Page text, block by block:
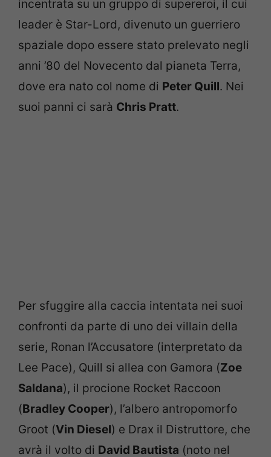
incentrata su un gruppo di supereroi, il cui
leader è Star-Lord, divenuto un guerriero
spaziale dopo essere stato prelevato negli
anni ’80 del Novecento dal pianeta Terra,
dove era nato col nome di Peter Quill. Nei
suoi panni ci sarà Chris Pratt.
Per sfuggire alla caccia intentata nei suoi
confronti da parte di uno dei villain della
serie, Ronan l’Accusatore (interpretato da
Lee Pace), Quill si allea con Gamora (Zoe
Saldana), il procione Rocket Raccoon
(Bradley Cooper), l’albero antropomorfo
Groot (Vin Diesel) e Drax il Distruttore, che
avrà il volto di David Bautista (noto nel